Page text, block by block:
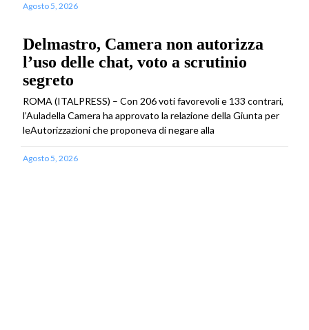
Agosto 5, 2026
Delmastro, Camera non autorizza
l’uso delle chat, voto a scrutinio
segreto
ROMA (ITALPRESS) – Con 206 voti favorevoli e 133 contrari,
l’Auladella Camera ha approvato la relazione della Giunta per
leAutorizzazioni che proponeva di negare alla
Agosto 5, 2026